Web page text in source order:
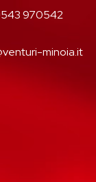
970542
minoia.it